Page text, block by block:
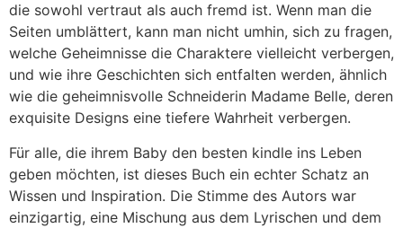
die sowohl vertraut als auch fremd ist. Wenn man die
Seiten umblättert, kann man nicht umhin, sich zu fragen,
welche Geheimnisse die Charaktere vielleicht verbergen,
und wie ihre Geschichten sich entfalten werden, ähnlich
wie die geheimnisvolle Schneiderin Madame Belle, deren
exquisite Designs eine tiefere Wahrheit verbergen.
Für alle, die ihrem Baby den besten kindle ins Leben
geben möchten, ist dieses Buch ein echter Schatz an
Wissen und Inspiration. Die Stimme des Autors war
einzigartig, eine Mischung aus dem Lyrischen und dem